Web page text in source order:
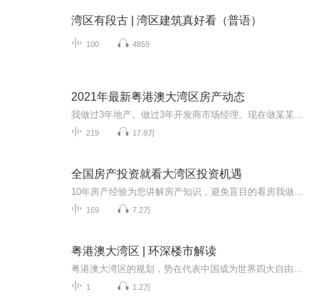
湾区有段古 | 湾区建筑真好看（普语）
100 4859
2021年最新粤港澳大湾区房产动态
219 17.8万
全国房产投资就看大湾区投资机遇
169 7.2万
粤港澳大湾区 | 环深楼市解读
1 1.2万